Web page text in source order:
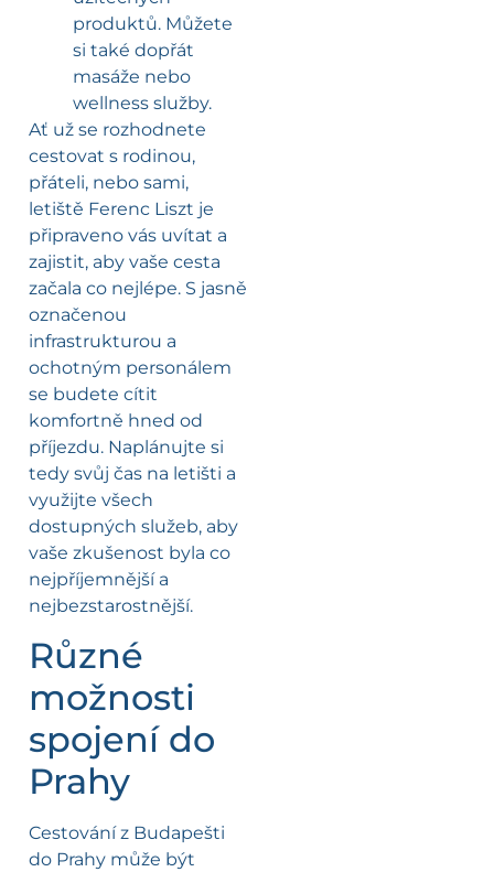
produktů. Můžete
si také dopřát
masáže nebo
wellness služby.
Ať už se rozhodnete
cestovat s rodinou,
přáteli, nebo sami,
letiště Ferenc Liszt je
připraveno vás uvítat a
zajistit, aby vaše cesta
začala co nejlépe. S jasně
označenou
infrastrukturou a
ochotným personálem
se budete cítit
komfortně hned od
příjezdu. Naplánujte si
tedy svůj čas na letišti a
využijte všech
dostupných služeb, aby
vaše zkušenost byla co
nejpříjemnější a
nejbezstarostnější.
Různé
možnosti
spojení do
Prahy
Cestování z Budapešti
do Prahy může být